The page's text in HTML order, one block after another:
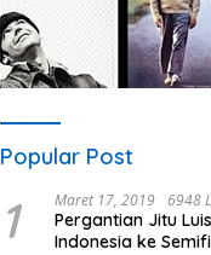
Popular Post
1 Maret 17, 2019 6948
Pergantian Jitu
Indonesia ke